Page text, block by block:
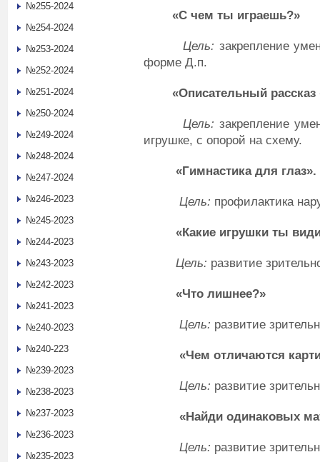
«С чем ты играешь?»
Цель: закрепление
форме Д.п.
«Описательный рассказ
Цель: закрепление
игрушке, с опорой на схему.
«Гимнастика для глаз».
Цель: профилактика
«Какие игрушки ты
Цель: развитие
«Что лишнее?»
Цель: развитие
«Чем отличаются
Цель: развитие
«Найди одинаковых
Цель: развитие
№255-2024
№254-2024
№253-2024
№252-2024
№251-2024
№250-2024
№249-2024
№248-2024
№247-2024
№246-2023
№245-2023
№244-2023
№243-2023
№242-2023
№241-2023
№240-2023
№240-223
№239-2023
№238-2023
№237-2023
№236-2023
№235-2023